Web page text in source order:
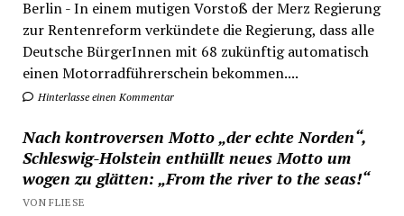
Berlin - In einem mutigen Vorstoß der Merz Regierung
zur Rentenreform verkündete die Regierung, dass alle
Deutsche BürgerInnen mit 68 zukünftig automatisch
einen Motorradführerschein bekommen....
Hinterlasse einen Kommentar
Nach kontroversen Motto „der echte Norden“,
Schleswig-Holstein enthüllt neues Motto um
wogen zu glätten: „From the river to the seas!“
VON FLIESE